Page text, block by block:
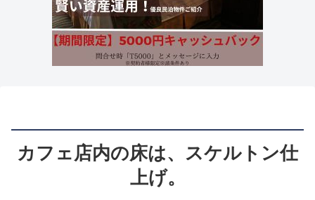
カフェ店内の床は、スケルトン仕
上げ。